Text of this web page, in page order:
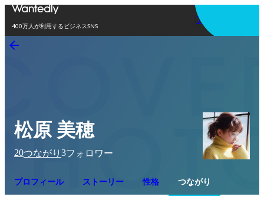
400万人が利用するビジネスSNS
アプリを使う
松原 美穂
20つながり 3フォロワー
プロフィール ストーリー 性格 つながり